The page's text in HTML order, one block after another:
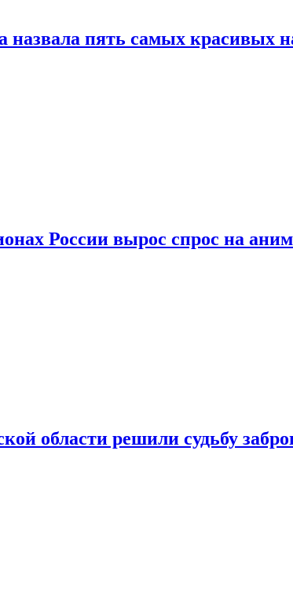
назвала пять самых красивых
России вырос спрос на
области решили судьбу